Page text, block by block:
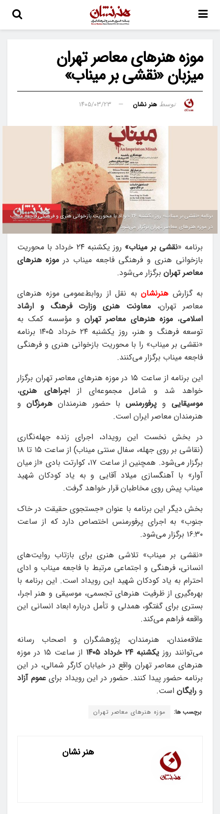
موزه هنرهای معاصر تهران
میزبان «نقشی بر میناب»
توسط هنر نشان ۱۴۰۵/۰۳/۲۳
برنامه «نقشی بر میناب» روز یکشنبه ۲۴ خرداد با محوریت بازخوانی هنری و فرهنگی فاجعه میناب
در موزه هنرهای معاصر تهران برگزار می‌شود.
برنامه «نقشی بر میناب»
روز یکشنبه ۲۴ خرداد با محوریت
بازخوانی هنری و فرهنگی فاجعه میناب در موزه هنرهای
معاصر تهران برگزار می‌شود.
به گزارش هنرنشان به نقل از روابط‌عمومی موزه هنرهای
معاصر تهران، معاونت هنری وزارت فرهنگ و ارشاد
اسلامی،موزه هنرهای معاصر تهران و مؤسسه کمک به
توسعه فرهنگ و هنر، روز یکشنبه ۲۴ خرداد ۱۴۰۵ برنامه
«نقشی بر میناب» را با محوریت بازخوانی هنری و فرهنگی
فاجعه میناب برگزار می‌کنند.
این برنامه از ساعت ۱۵ در موزه هنرهای معاصر تهران برگزار
خواهد شد و شامل مجموعه‌ای از اجراهای هنری،
موسیقایی و پرفورمنسبا حضور هنرمندانهرمزگان و
هنرمندان معاصر ایران است.
در بخش نخست این رویداد، اجرای زنده جهله‌نگاری
(نقاشی بر روی جهله، سفال سنتی میناب) از ساعت ۱۵ تا ۱۸
برگزار می‌شود. همچنین از ساعت ۱۷، کوارتت بادی «از میان
آوار» با آهنگسازی میلاد آقایی و به یاد کودکان شهید
میناب پیش روی مخاطبان قرار خواهد گرفت.
بخش دیگر این برنامه با عنوان «جستجوی حقیقت در خاک
جنوب» به اجرای پرفورمنس اختصاص دارد که از ساعت
۱۶:۳۰ برگزار می‌شود.
«نقشی بر میناب» تلاشی هنری برای بازتاب روایت‌های
انسانی، فرهنگی و اجتماعی مرتبط با فاجعه میناب و ادای
احترام به یاد کودکان شهید این رویداد است. این برنامه با
بهره‌گیری از ظرفیت هنرهای تجسمی، موسیقی و هنر اجرا،
بستری برای گفتگو، همدلی و تأمل درباره ابعاد انسانی این
واقعه فراهم می‌کند.
علاقه‌مندان، هنرمندان، پژوهشگران و اصحاب رسانه
می‌توانند روز یکشنبه ۲۴ خرداد ۱۴۰۵
از ساعت ۱۵ در موزه
هنرهای معاصر تهران واقع در خیابان کارگر شمالی، در این
برنامه حضور پیدا کنند. حضور در این رویداد برایعموم آزاد
و رایگان است.
برچسب ها: موزه هنرهای معاصر تهران
هنر نشان